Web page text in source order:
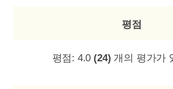
평점
평점: 4.0 (24) 개의 평가가